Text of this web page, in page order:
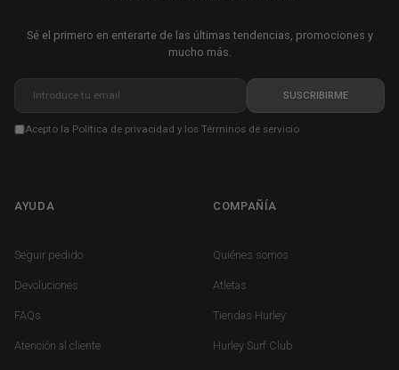
Sé el primero en enterarte de las últimas tendencias, promociones y
mucho más.
Introduce tu email
SUSCRIBIRME
Acepto la Política de privacidad y los Términos de servicio
AYUDA
Seguir pedido
Devoluciones
FAQs
Atención al cliente
COMPAÑÍA
Quiénes somos
Atletas
Tiendas Hurley
Hurley Surf Club